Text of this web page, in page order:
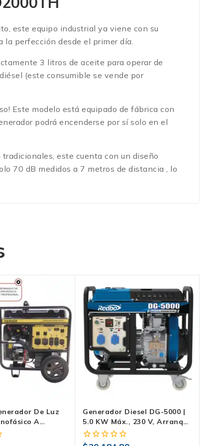
este equipo industrial ya viene con su
la perfección desde el primer día.
3 litros de aceite para operar de
(este consumible se vende por
Este modelo está equipado de fábrica con
podrá encenderse por sí solo en el
este cuenta con un diseño
70 dB medidos a 7 metros de distancia , lo
De Luz
A
Generador Diesel DG-5000 |
5.0 KW Máx., 230 V, Arranque
Eléctrico Y Tanque 17 L